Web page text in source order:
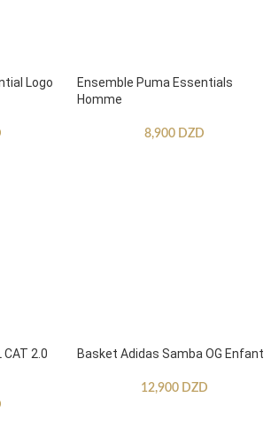
Logo
Ensemble Puma Essentials
Homme
8,900 DZD
2.0
Basket Adidas Samba OG Enfant
12,900 DZD